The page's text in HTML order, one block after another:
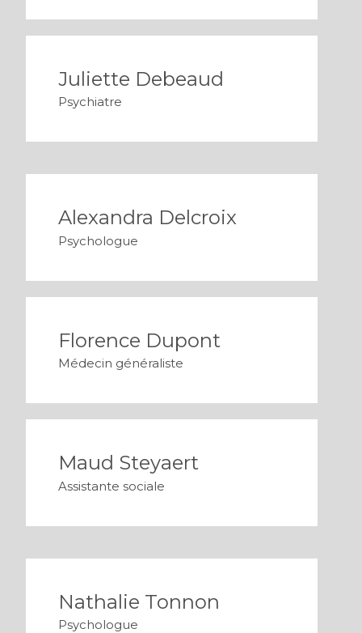
Juliette Debeaud
Psychiatre
Alexandra Delcroix
Psychologue
Florence Dupont
Médecin généraliste
Maud Steyaert
Assistante sociale
Nathalie Tonnon
Psychologue